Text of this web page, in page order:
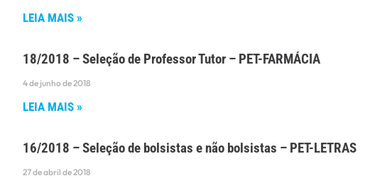
LEIA MAIS »
18/2018 – Seleção de Professor Tutor – PET-FARMÁCIA
4 de junho de 2018
LEIA MAIS »
16/2018 – Seleção de bolsistas e não bolsistas – PET-LETRAS
27 de abril de 2018